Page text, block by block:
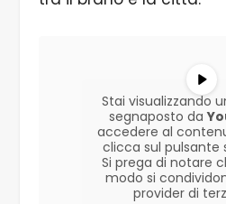
Stai visualizzando
segnaposto da
accedere al
clicca sul pulsante
Si prega di notare
modo si
provider di